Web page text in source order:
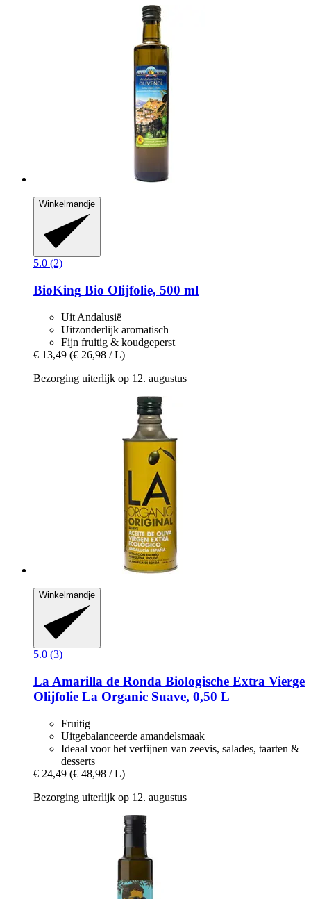
Winkelmandje
5.0 (2)
BioKing Bio Olijfolie, 500 ml
Uit Andalusië
Uitzonderlijk aromatisch
Fijn fruitig & koudgeperst
€ 13,49 (€ 26,98 / L)
Bezorging uiterlijk op 12. augustus
Winkelmandje
5.0 (3)
La Amarilla de Ronda Biologische Extra Vierge
Olijfolie La Organic Suave, 0,50 L
Fruitig
Uitgebalanceerde amandelsmaak
Ideaal voor het verfijnen van zeevis, salades, taarten &
desserts
€ 24,49 (€ 48,98 / L)
Bezorging uiterlijk op 12. augustus